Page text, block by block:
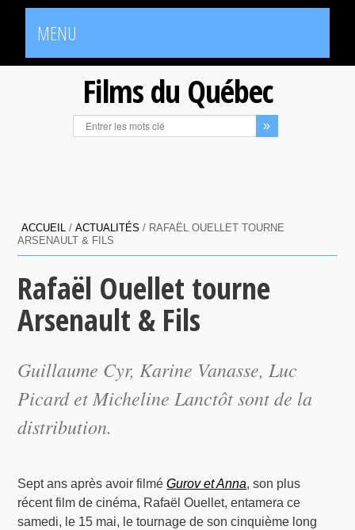
MENU
Films du Québec
ACCUEIL /ACTUALITÉS / RAFAËL OUELLET TOURNE
ARSENAULT & FILS
Rafaël Ouellet tourne
Arsenault & Fils
Guillaume Cyr, Karine Vanasse, Luc
Picard et Micheline Lanctôt sont de la
distribution.
Sept ans après avoir filméGurov et Anna, son plus
récent film de cinéma, Rafaël Ouellet, entamera ce
samedi, le 15 mai, le tournage de son cinquième long